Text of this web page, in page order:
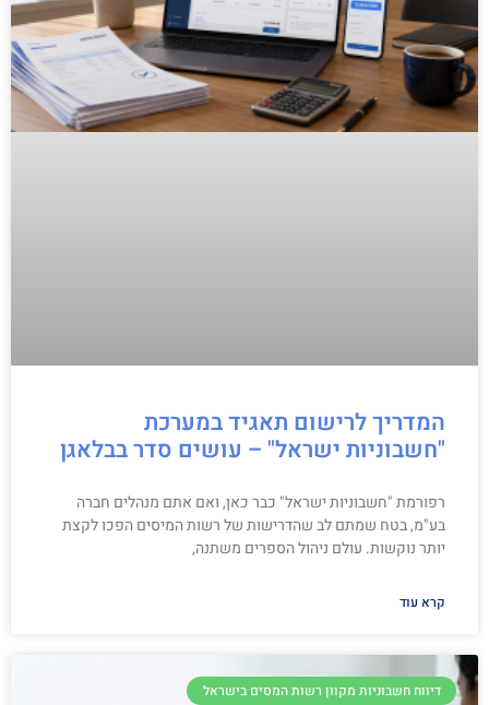
המדריך לרישום תאגיד במערכת
"חשבוניות ישראל" – עושים סדר בבלאגן
רפורמת "חשבוניות ישראל" כבר כאן, ואם אתם מנהלים חברה
בע"מ, בטח שמתם לב שהדרישות של רשות המיסים הפכו לקצת
יותר נוקשות. עולם ניהול הספרים משתנה,
קרא עוד
דיווח חשבוניות מקוון רשות המסים בישראל